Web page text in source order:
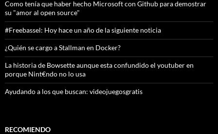
Como tenía que haber hecho Microsoft con Github para demostrar
su "amor al open source"
#Freebassel: Hoy hace un año de la siguiente noticia
¿Quién se cargo a Stallman en Docker?
La historia de Bowsette aunque esta confundido el youtuber en
porque Nint€ndo no lo usa
Ayudando a los que buscan: videojuegosgratis
RECOMIENDO